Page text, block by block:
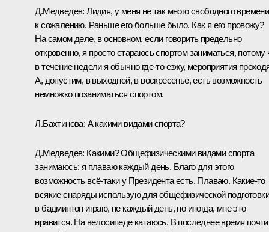
Д.Медведев: Лидия, у меня не так много свободного
к сожалению. Раньше его больше было. Как я его провожу?
На самом деле, в основном, если говорить предельно
откровенно, я просто стараюсь спортом заниматься, потому
в течение недели я обычно где‑то езжу, мероприятия
А, допустим, в выходной, в воскресенье, есть возможность
немножко позаниматься спортом.
Л.Бахтинова: А какими видами спорта?
Д.Медведев: Какими? Общефизическими видами спорта
занимаюсь: я плаваю каждый день. Благо для этого
возможность всё‑таки у Президента есть. Плаваю. Какие‑то
всякие снаряды использую для общефизической
в бадминтон играю, не каждый день, но иногда, мне это
нравится. На велосипеде катаюсь. В последнее время почти